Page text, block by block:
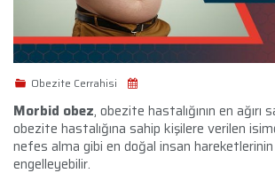
Obezite Cerrahisi
Morbid obez, obezite hastalığının en ağırı
obezite hastalığına sahip kişilere verilen
nefes alma gibi en doğal insan hareketlerinin
engelleyebilir.